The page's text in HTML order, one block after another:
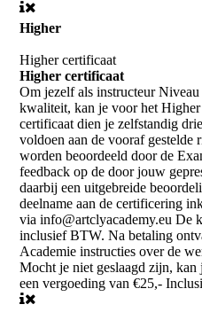
Higher
Higher certificaat
Higher certificaat
Om jezelf als instructeur
kwaliteit, kan je voor het
certificaat dien je zelfstandig
voldoen aan de vooraf
worden beoordeeld door de
feedback op de door jouw
daarbij een uitgebreide
deelname aan de certificering
via info@artclyacademy.eu De
inclusief BTW. Na betaling
Academie instructies over de
Mocht je niet geslaagd zijn, kan
een vergoeding van €25,-